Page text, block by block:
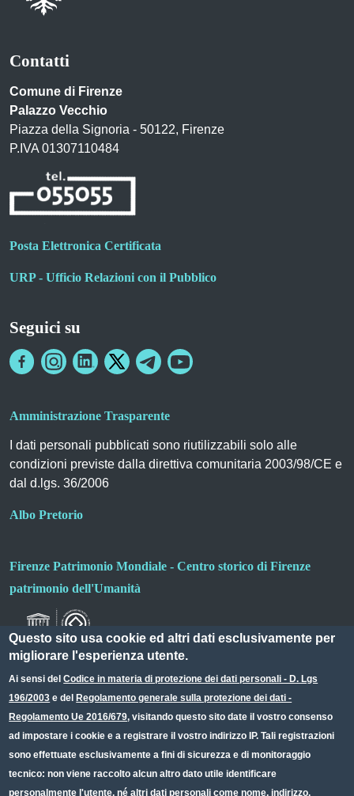
Contatti
Comune di Firenze
Palazzo Vecchio
Piazza della Signoria - 50122, Firenze
P.IVA 01307110484
Posta Elettronica Certificata
URP - Ufficio Relazioni con il Pubblico
Seguici su
Amministrazione Trasparente
I dati personali pubblicati sono riutilizzabili solo alle
condizioni previste dalla direttiva comunitaria 2003/98/CE e
dal d.lgs. 36/2006
Albo Pretorio
Firenze Patrimonio Mondiale - Centro storico di Firenze
patrimonio dell'Umanità
Small prints
Useful links section
Redazione web
Privacy
Note legali
Questo sito usa cookie ed altri dati esclusivamente per
migliorare l'esperienza utente.
Ai sensi delCodice in materia di protezione dei dati personali - D. Lgs
196/2003 e del Regolamento generale sulla protezione dei dati -
Regolamento Ue 2016/679, visitando questo sito date il vostro consenso
ad impostare i cookie e a registrare il vostro indirizzo IP. Tali registrazioni
sono effettuate esclusivamente a fini di sicurezza e di monitoraggio
tecnico: non viene raccolto alcun altro dato utile identificare
personalmente l'utente, né altri dati personali come nome, indirizzo,